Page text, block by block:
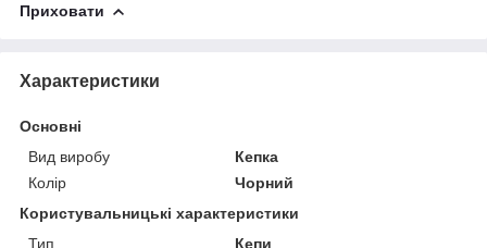
Приховати
Характеристики
Основні
Вид виробу
Кепка
Колір
Чорний
Користувальницькі характеристики
Тип
Кепи